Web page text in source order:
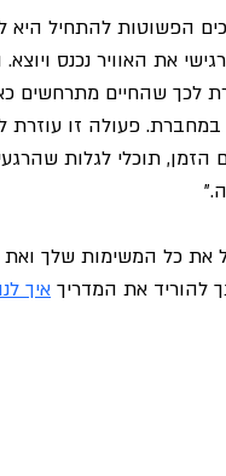
הפשוטות להתחיל היא
את האוויר נכנס
לכך שהחיים מתרחשים
פעולה זו
הזמן, תוכלי לגלות
את כל המשימות שלך
להוריד את המדריך איך